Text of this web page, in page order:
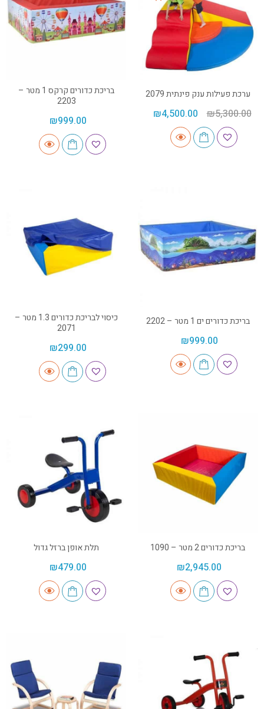
ערכת פעילות ענק פינתית 2079
₪5,300.00
₪4,500.00
בריכת כדורים קרקס 1 מטר –
2203
₪999.00
בריכת כדורים ים 1 מטר – 2202
₪999.00
כיסוי לבריכת כדורים 1.3 מטר –
2071
₪299.00
בריכת כדורים 2 מטר – 1090
₪2,945.00
תלת אופן ברזל גדול
₪479.00